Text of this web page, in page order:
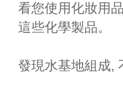
看您使用化妝用
這些化學製品。
發現水基地組成,